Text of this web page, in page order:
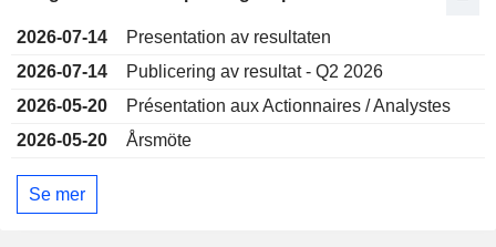
2026-07-14
Presentation av resultaten
2026-07-14
Publicering av resultat - Q2 2026
2026-05-20
Présentation aux Actionnaires / Analystes
2026-05-20
Årsmöte
Se mer